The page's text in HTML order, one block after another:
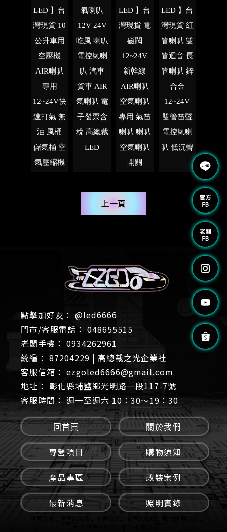
LED 】台
灣現貨 10
公升車用
空壓機
AIR喇叭
專用
12~24V快
速打氣 無
油 風桶
儲氣桶 空
氣壓縮機
氣喇叭
12V 24V
吃風 喇叭
電控氣喇
叭 汽車
貨車 AIR
氣喇叭 電
子發票含
稅 高總裁
LED
LED 】台
灣現貨 電
磁閥
12~24V
新幹線
AIR喇叭
空氣喇叭
專用 氣笛
喇叭 喇叭
空氣喇叭
開關
LED 】台
灣現貨 紅
管喇叭 雙
管迴音 長
管喇叭 鋅
合金
12~24V
雙管笛聲
電控氣喇
叭 低沉聲
上一頁
@led6666
048655515
0934262961
87204229 | 高總裁之光企業社
ezgoled6666@gmail.com
彰化縣埔鹽鄉光明路一段117-7號
週一至週六 10：30～19：30
回首頁 關於我們
專營項目 購物須知
產品專區 改裝案例
最新消息 照明實錄